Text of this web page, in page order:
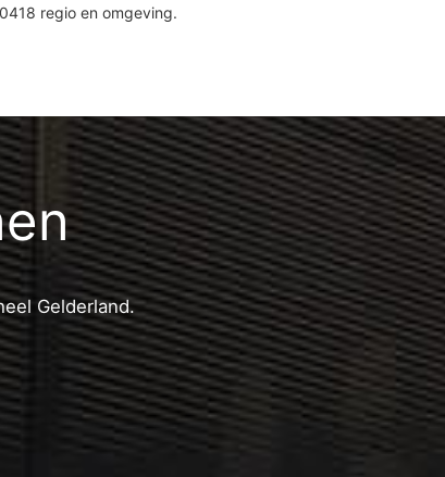
regio en omgeving.
Gelderland.